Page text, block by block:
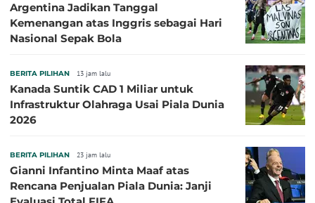
Argentina Jadikan Tanggal
Kemenangan atas Inggris sebagai Hari
Nasional Sepak Bola
BERITA PILIHAN 13 jam lalu
Kanada Suntik CAD 1 Miliar untuk
Infrastruktur Olahraga Usai Piala Dunia
2026
BERITA PILIHAN 23 jam lalu
Gianni Infantino Minta Maaf atas
Rencana Penjualan Piala Dunia: Janji